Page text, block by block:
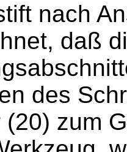
nach
daß
des
zum